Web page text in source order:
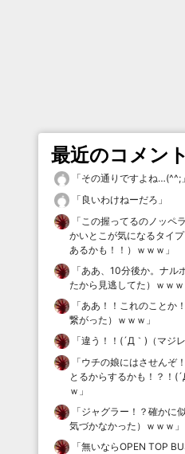
最近のコメント
「その通りですよね…(^^; 」
「 良いわけねーだろ 」
「この握ってるのノッペ
かいとこが気になるタイ
あるかも！！）ｗｗｗ 」
「ああ、10分後か。ナル
たから見逃してた）ｗｗｗ
「ああ！！これのことか
繋がった）ｗｗｗ 」
「違う！！(´Д｀)（マジ
「ウチの娘にはさせんぞ
とるからするかも！？！
ｗ 」
「ジャグラー！？確かに
気づかなかった）ｗｗｗ 」
「無いならOPEN TOP